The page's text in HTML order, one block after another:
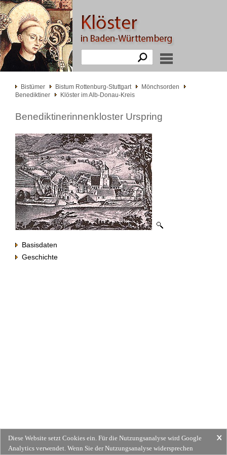
Bistümer Bistum Rottenburg-Stuttgart
Mönchsorden
Benediktiner
Klöster im Alb-Donau-Kreis
Benediktinerinnenkloster Urspring
Basisdaten
Geschichte
Diese Website setzt Cookies ein. Für die Nutzungsanalyse wird Google
Analytics verwendet. Wenn Sie der Nutzungsanalyse widersprechen